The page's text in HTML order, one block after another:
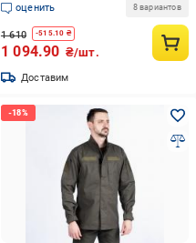
оценить 8 вариантов
1 610 -515.10 ₴
1 094.90 ₴/шт.
Доставим